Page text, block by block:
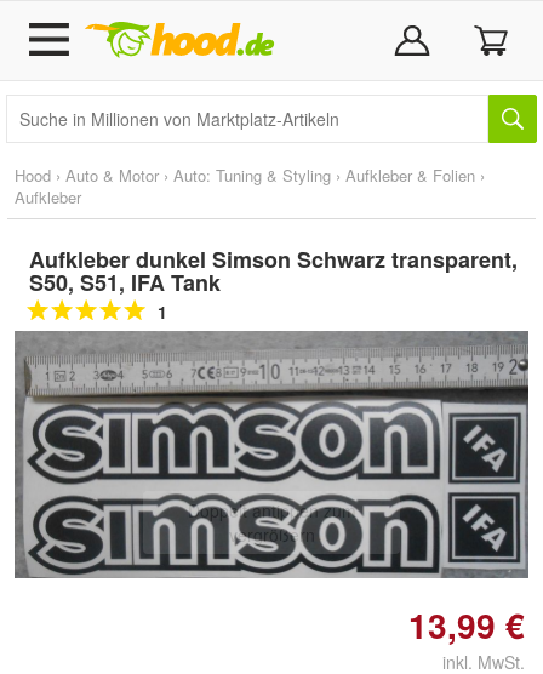
Hood › Auto & Motor › Auto: Tuning & Styling › Aufkleber & Folien ›
Aufkleber
Aufkleber dunkel Simson Schwarz transparent,
S50, S51, IFA Tank
1
Doppelt antippen zum
vergrößern
13,99 €
inkl. MwSt.